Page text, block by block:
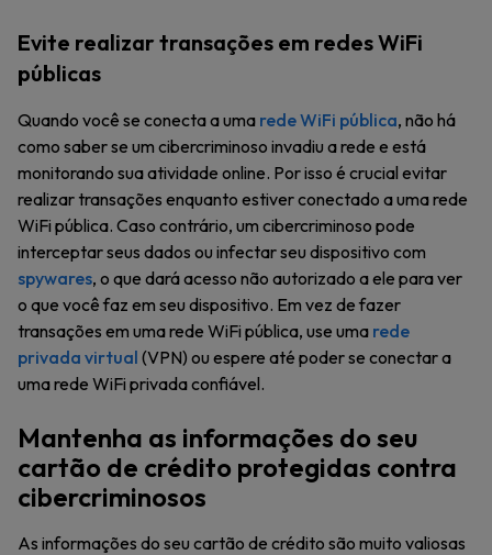
Evite realizar transações em redes WiFi
públicas
Quando você se conecta a uma rede WiFi pública, não há
como saber se um cibercriminoso invadiu a rede e está
monitorando sua atividade online. Por isso é crucial evitar
realizar transações enquanto estiver conectado a uma rede
WiFi pública. Caso contrário, um cibercriminoso pode
interceptar seus dados ou infectar seu dispositivo com
spywares, o que dará acesso não autorizado a ele para ver
o que você faz em seu dispositivo. Em vez de fazer
transações em uma rede WiFi pública, use uma rede
privada virtual (VPN) ou espere até poder se conectar a
uma rede WiFi privada confiável.
Mantenha as informações do seu
cartão de crédito protegidas contra
cibercriminosos
As informações do seu cartão de crédito são muito valiosas